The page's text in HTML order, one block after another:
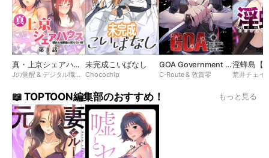
真・上京シェアハウス～彼女と幼馴染と知らない奴～【ソフト版】【フルカラー】【タテヨミ】
Jの覚醒 & デジタル職人STUDIO
未完成こいばなし
Chocochip
GOA Government Official Assassin【フルカラー】【タテヨミ】
C-Route & 敦賀零
📖 TOPTOON編集部のおすすめ！ もっと見る